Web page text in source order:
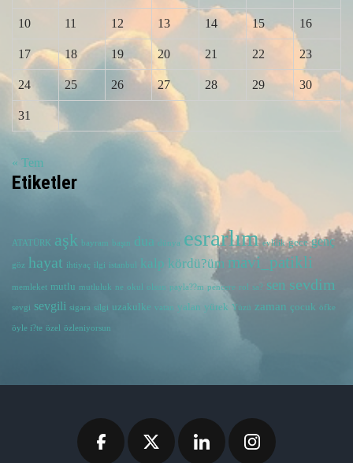
10 11 12 13 14 15 16
17 18 19 20 21 22 23
24 25 26 27 28 29 30
31
« Tem
Etiketler
ATATÜRK aşk bayram başın dua dünya esrarlım evlilik gece genç
göz hayat ihtiyaç ilgi istanbul kalp kördü?üm mavi_patikli
memleket mutlu mutluluk ne okul olsun payla??m pencere rol sa? sen sevdim
sevgi sevgili sigara silgi uzakulke vatan yalan yürek Yüzü zaman çocuk öfke
öyle i?te özel özleniyorsun